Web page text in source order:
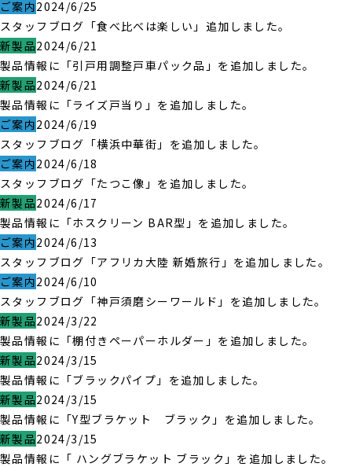
ご案内2024/6/25
スタッフブログ「食べ比べは楽しい」追加しました。
新製品2024/6/21
製品情報に「引戸用調整戸車パック品」を追加しました。
新製品2024/6/21
製品情報に「ライズ戸当り」を追加しました。
ご案内2024/6/19
スタッフブログ「横浜中華街」を追加しました。
ご案内2024/6/18
スタッフブログ「たつこ像」を追加しました。
新製品2024/6/17
製品情報に「ホスクリーン BAR型」を追加しました。
ご案内2024/6/13
スタッフブログ「アフリカ大陸 新婚旅行」を追加しました。
ご案内2024/6/10
スタッフブログ「神戸須磨シーワールド」を追加しました。
新製品2024/3/22
製品情報に「棚付きペーパーホルダー」を追加しました。
新製品2024/3/15
製品情報に「ブラックパイプ」を追加しました。
新製品2024/3/15
製品情報に「Y型ブラケット ブラック」を追加しました。
新製品2024/3/15
製品情報に「 ハングブラケット ブラック」を追加しました。